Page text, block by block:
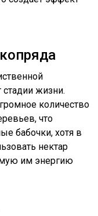
стадии жизни.
количество
что
бабочки, хотя в
нектар
им энергию